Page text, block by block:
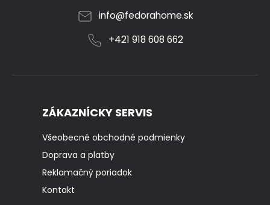
info@fedorahome.sk
+421 918 608 662
ZÁKAZNÍCKY SERVIS
Všeobecné obchodné podmienky
Doprava a platby
Reklamačný poriadok
Kontakt